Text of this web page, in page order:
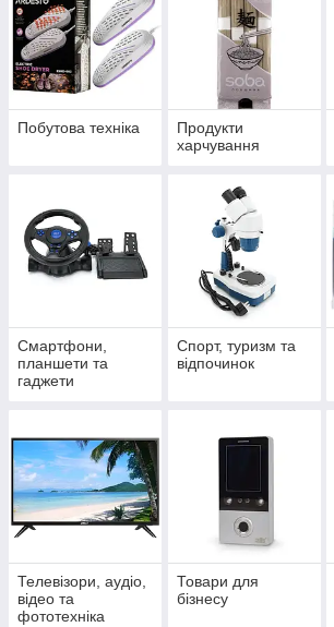
Побутова техніка
Продукти
харчування
Смартфони,
планшети та
гаджети
Спорт, туризм та
відпочинок
Телевізори, аудіо,
відео та
фототехніка
Товари для
бізнесу